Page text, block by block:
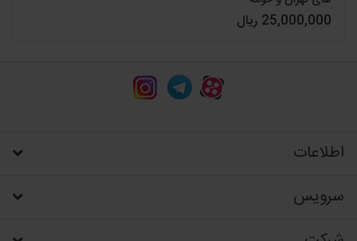
25,000,000 ریال
اطلاعات
سرویس